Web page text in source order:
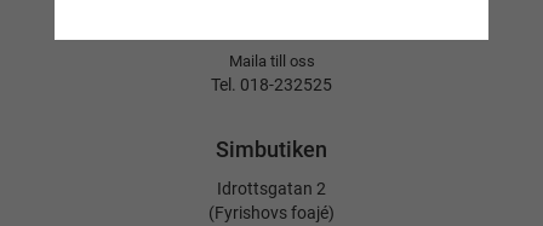
Maila till oss
Tel. 018-232525
Simbutiken
Idrottsgatan 2
(Fyrishovs foajé)